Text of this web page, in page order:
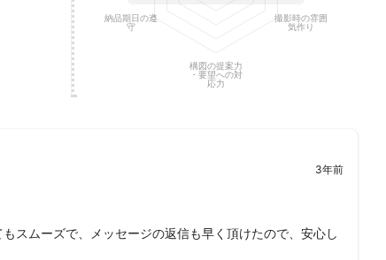
撮影時の雰囲
気作り
構図の提案力
・要望への対
応力
納品期日の遵
守
3年前
スムーズで、メッセージの返信も早く頂けたので、安心し